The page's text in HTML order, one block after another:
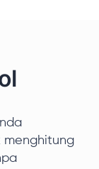
menghitung